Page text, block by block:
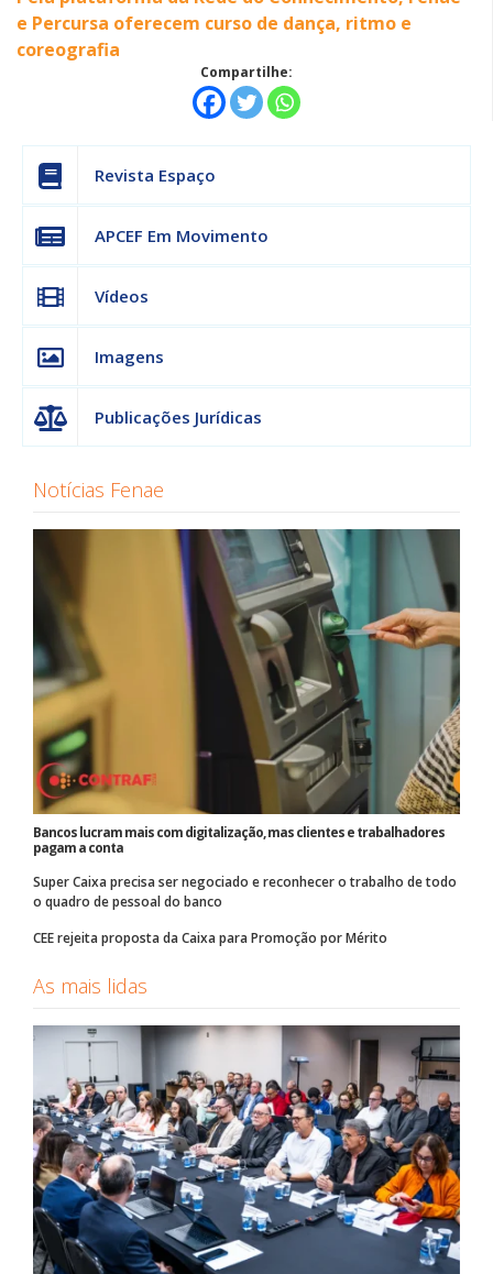
e Percursa oferecem curso de dança, ritmo e
coreografia
Compartilhe:
Revista Espaço
APCEF Em Movimento
Vídeos
Imagens
Publicações Jurídicas
Notícias Fenae
Bancos lucram mais com digitalização, mas clientes e trabalhadores
pagam a conta
Super Caixa precisa ser negociado e reconhecer o trabalho de todo
o quadro de pessoal do banco
CEE rejeita proposta da Caixa para Promoção por Mérito
As mais lidas